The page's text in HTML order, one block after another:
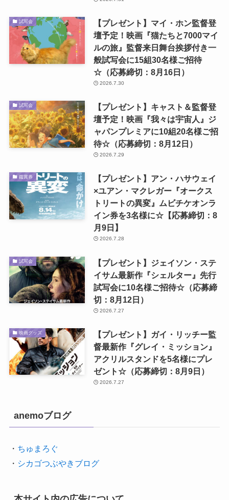
試写会
【プレゼント】マイ・ホン監督登
壇予定！映画『猫たちと7000マイ
ルの旅』監督来日舞台挨拶付き一
般試写会に15組30名様ご招待
☆（応募締切：8月16日）
2026.7.30
試写会
【プレゼント】キャスト＆監督登
壇予定！映画『我々は宇宙人』ジ
ャパンプレミアに10組20名様ご招
待☆（応募締切：8月12日）
2026.7.29
鑑賞券
【プレゼント】アン・ハサウェイ
×ユアン・マクレガー『オークス
トリートの異変』ムビチケオンラ
イン券を3名様に☆【応募締切：8
月9日】
2026.7.28
試写会
【プレゼント】ジェイソン・ステ
イサム最新作『シェルター』先行
試写会に10名様ご招待☆（応募締
切：8月12日）
2026.7.27
映画グッズ
【プレゼント】ガイ・リッチー監
督最新作『グレイ・ミッション』
アクリルスタンドを5名様にプレ
ゼント☆（応募締切：8月9日）
2026.7.27
anemoブログ
・ ちゅまろぐ
・ シカゴつぶやきブログ